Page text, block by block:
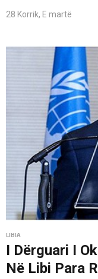
28 Korrik, E martë
LIBIA
I Dërguari I
Në Libi Para